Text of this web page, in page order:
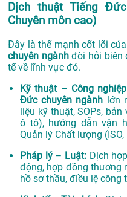
Dịch thuật Tiếng
Chuyên môn cao)
Đây là thế mạnh cốt lõi
chuyên ngànhđòi hỏi biên
tế về lĩnh vực đó.
Kỹ thuật – Công
Đức chuyên ngành lớn
liệu kỹ thuật, SOPs,
ô tô), hướng dẫn vận
Quản lý Chất lượng (ISO,
Pháp lý – Luật:Dịch
động, hợp đồng thương
hồ sơ thầu, điều lệ công